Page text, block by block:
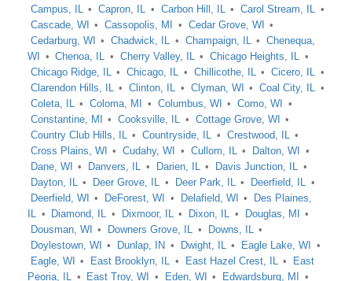
Campus, IL
Capron, IL Carbon Hill, IL
Carol Stream, IL
Cascade, WI
Cassopolis, MI
Cedar Grove, WI
Cedarburg, WI
Chadwick, IL Champaign, IL
Chenequa,
WI
Chenoa, IL Cherry Valley, IL
Chicago Heights, IL
Chicago Ridge, IL
Chicago, IL Chillicothe, IL
Cicero, IL
Clarendon Hills, IL
Clinton, IL Clyman, WI
Coal City, IL
Coleta, IL
Coloma, MI Columbus, WI
Como, WI
Constantine, MI
Cooksville, IL
Cottage Grove, WI
Country Club Hills, IL
Countryside, IL
Crestwood, IL
Cross Plains, WI
Cudahy, WI Cullom, IL
Dalton, WI
Dane, WI
Danvers, IL Darien, IL
Davis Junction, IL
Dayton, IL
Deer Grove, IL Deer Park, IL
Deerfield, IL
Deerfield, WI
DeForest, WI Delafield, WI
Des Plaines,
IL
Diamond, IL Dixmoor, IL Dixon, IL
Douglas, MI
Dousman, WI
Downers Grove, IL
Downs, IL
Doylestown, WI
Dunlap, IN Dwight, IL
Eagle Lake, WI
Eagle, WI
East Brooklyn, IL East Hazel Crest, IL
East
Peoria, IL
East Troy, WI Eden, WI
Edwardsburg, MI